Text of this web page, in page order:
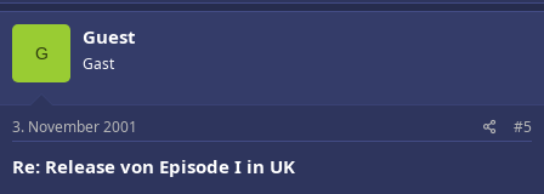
G
Guest
Gast
3. November 2001 #5
Re: Release von Episode I in UK